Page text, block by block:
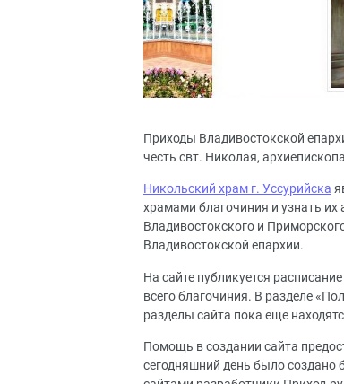
Приходы Владивостокской
честь свт. Николая,
Никольский храм г. Уссурийска
храмами благочиния и узнать их
Владивостокского и
Владивостокской епархии.
На сайте публикуется
всего благочиния. В разделе
разделы сайта пока еще
Помощь в создании сайта
сегодняшний день было создано